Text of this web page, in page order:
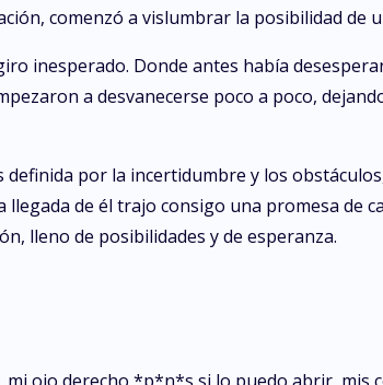
comenzó a vislumbrar la posibilidad de
inesperado. Donde antes había
a desvanecerse poco a poco,
por la incertidumbre y los
de él trajo consigo una promesa de
lleno de posibilidades y de esperanza.